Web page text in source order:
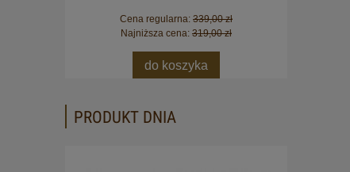
Cena regularna: 339,00 zł
Najniższa cena: 319,00 zł
do koszyka
PRODUKT DNIA